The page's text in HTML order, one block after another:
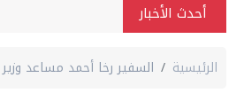
أحدث الأخبار
الرئيسية السفير رخا أحمد مساعد وزير